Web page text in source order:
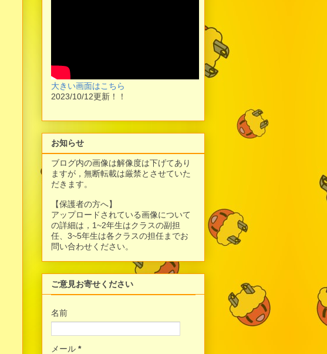
大きい画面はこちら
2023/10/12更新！！
お知らせ
ブログ内の画像は解像度は下げてあり
ますが， 無断転載は厳禁とさせていた
だきます。
【保護者の方へ】
アップロードされている画像について
の詳細は，1~2年生はクラスの副担
任、3~5年生は各クラスの担任までお
問い合わせください。
ご意見お寄せください
名前
メール *